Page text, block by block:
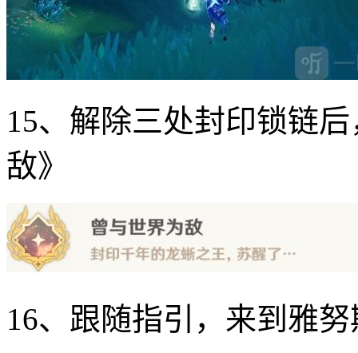
15、解除三处封印锁链
敌》
16、跟随指引，来到雅